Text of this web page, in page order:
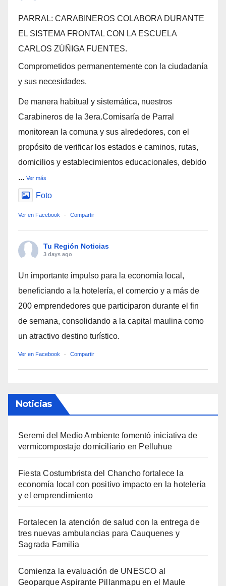
PARRAL: CARABINEROS COLABORA DURANTE
EL SISTEMA FRONTAL CON LA ESCUELA
CARLOS ZÚÑIGA FUENTES.
Comprometidos permanentemente con la ciudadanía
y sus necesidades.
De manera habitual y sistemática, nuestros
Carabineros de la 3era.Comisaría de Parral
monitorean la comuna y sus alrededores, con el
propósito de verificar los estados e caminos, rutas,
domicilios y establecimientos educacionales, debido
... Ver más
Foto
Ver en Facebook · Compartir
Tu Región Noticias
3 days ago
Un importante impulso para la economía local,
beneficiando a la hotelería, el comercio y a más de
200 emprendedores que participaron durante el fin
de semana, consolidando a la capital maulina como
un atractivo destino turístico.
Ver en Facebook · Compartir
Noticias
Seremi del Medio Ambiente fomentó iniciativa de
vermicompostaje domiciliario en Pelluhue
Fiesta Costumbrista del Chancho fortalece la
economía local con positivo impacto en la hotelería
y el emprendimiento
Fortalecen la atención de salud con la entrega de
tres nuevas ambulancias para Cauquenes y
Sagrada Familia
Comienza la evaluación de UNESCO al
Geoparque Aspirante Pillanmapu en el Maule